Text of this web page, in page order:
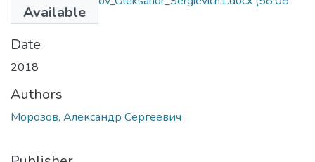
Available
KB)
Date
2018
Authors
Морозов, Александр Сергеевич